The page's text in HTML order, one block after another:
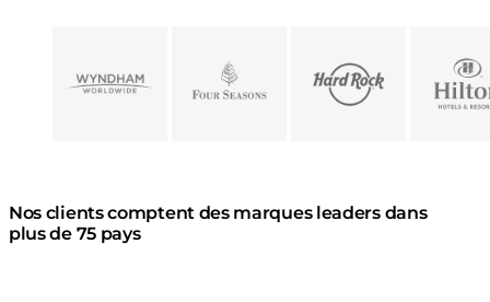
Nos clients comptent des marques leaders dans
plus de 75 pays